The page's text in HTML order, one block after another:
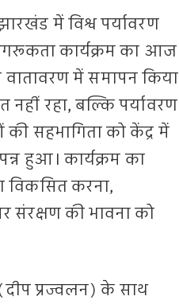
में विश्व पर्यावरण
कार्यक्रम का आज
में समापन किया
रहा, बल्कि पर्यावरण
सहभागिता को केंद्र में
हुआ। कार्यक्रम का
विकसित करना,
संरक्षण की भावना को
प्रज्वलन) के साथ